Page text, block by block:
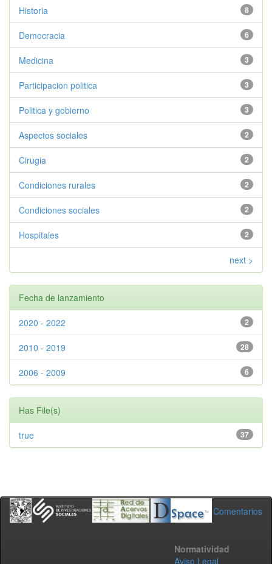
8
Historia
6
Democracia
3
Medicina
3
Participacion politica
3
Politica y gobierno
2
Aspectos sociales
2
Cirugia
2
Condiciones rurales
2
Condiciones sociales
2
Hospitales
next >
Fecha de lanzamiento
2
2020 - 2022
28
2010 - 2019
6
2006 - 2009
Has File(s)
37
true
Comentarios
Normatividad
Aviso Legal